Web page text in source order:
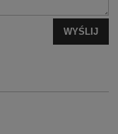
WYŚLIJ